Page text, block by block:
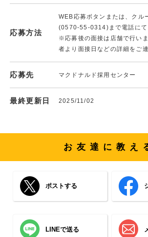
応募方法
WEB応募ボタンまたは、クル
(0570-55-0314)まで電話にて
※応募後の面接は店舗で行い
者より面接日などの詳細をご
応募先 マクドナルド採用センター
最終更新日 2025/11/02
お友達に教え
ポストする
LINEで送る